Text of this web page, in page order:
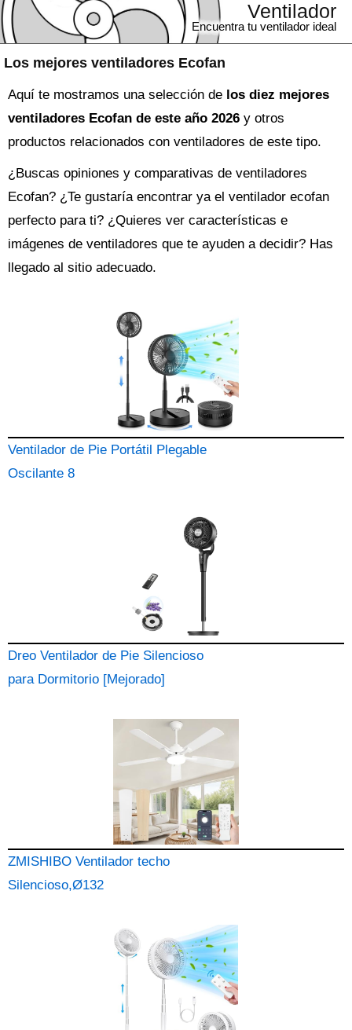
Los mejores ventiladores Ecofan
Ventilador
Encuentra tu ventilador ideal
Aquí te mostramos una selección de los diez mejores
ventiladores Ecofan de este año 2026 y otros
productos relacionados con ventiladores de este tipo.
¿Buscas opiniones y comparativas de ventiladores
Ecofan? ¿Te gustaría encontrar ya el ventilador ecofan
perfecto para ti? ¿Quieres ver características e
imágenes de ventiladores que te ayuden a decidir? Has
llegado al sitio adecuado.
Ventilador de Pie Portátil Plegable
Oscilante 8
Dreo Ventilador de Pie Silencioso
para Dormitorio [Mejorado]
ZMISHIBO Ventilador techo
Silencioso,Ø132